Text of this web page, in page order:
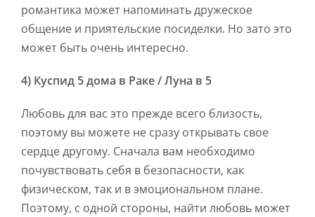
романтика может напоминать дружеское
общение и приятельские посиделки. Но зато это
может быть очень интересно.
4) Куспид 5 дома в Раке / Луна в 5
Любовь для вас это прежде всего близость,
поэтому вы можете не сразу открывать свое
сердце другому. Сначала вам необходимо
почувствовать себя в безопасности, как
физическом, так и в эмоциональном плане.
Поэтому, с одной стороны, найти любовь может